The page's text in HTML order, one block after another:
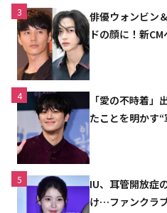
3
俳優ウォンビン
ドの顔に！新
4
「愛の不時着
たことを明かす
5
IU、耳管開放症
け…ファンクラ